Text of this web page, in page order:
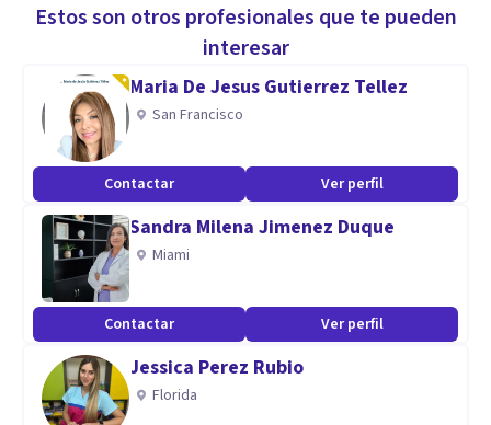
Estoy especializada en Sexología Clínica y Terapia de Pareja.
autoestima, disfunciones sexuales y problemas de pareja,
aunque también hago asesoramientos.
Estos son otros profesionales que te pueden
interesar
Maria De Jesus Gutierrez Tellez
San Francisco
Contactar Ver perfil
Sandra Milena Jimenez Duque
Miami
Contactar Ver perfil
Jessica Perez Rubio
Florida